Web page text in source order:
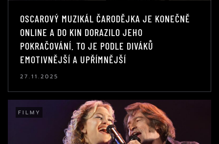
OSCAROVÝ MUZIKÁL ČARODĚJKA JE KONEČNĚ
ONLINE A DO KIN DORAZILO JEHO
POKRAČOVÁNÍ. TO JE PODLE DIVÁKŮ
EMOTIVNĚJŠÍ A UPŘÍMNĚJŠÍ
27.11.2025
FILMY